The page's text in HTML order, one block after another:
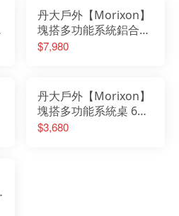
丹大戶外【Morixon】
塊搭多功能系統鋁合金
桌套組 MT-3A 桌子│摺
$7,980
丹大戶外【Morixon】
塊搭多功能系統桌 6片
MT-1A-6
$3,680